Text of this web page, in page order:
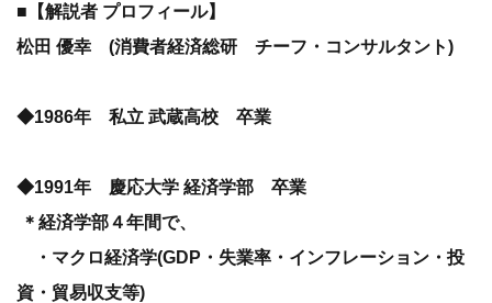
■【解説者 プロフィール】
松田 優幸 (消費者経済総研 チーフ・コンサルタント)
◆1986年 私立 武蔵高校 卒業
◆1991年 慶応大学 経済学部 卒業
＊経済学部４年間で、
・マクロ経済学(GDP・失業率・インフレーション・投
資・貿易収支等)